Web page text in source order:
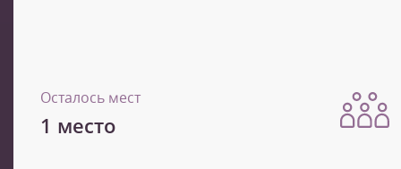
Осталось мест
1 место